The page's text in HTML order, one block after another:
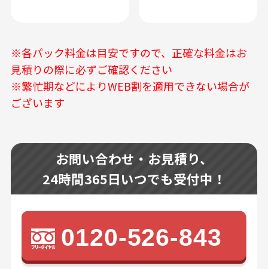
※各パック料金は目安ですので、正確な料金はお
見積りの際に必ずご確認ください
※繁忙期などによりWEB割を適用できない場合が
ございます
お問い合わせ・お見積り、
24時間365日いつでも受付中！
0120-526-843